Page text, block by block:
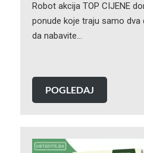
Robot akcija TOP CIJENE
ponude koje traju samo dva
da nabavite…
POGLEDAJ